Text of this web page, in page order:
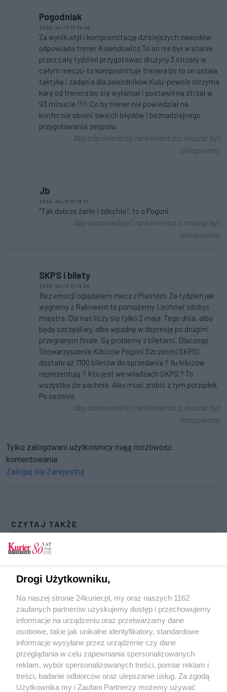
Pogodniak
2025-04-13 17:38:46
Za wynik,styl i kompromitację dzisiejszych zawodów
odpowiada trener Kolendowicz.To on nie był w stanie
przez cały tydzień przygotować drużyny.3 strzały w
całym meczu-to kompromituje trenera bo to on ustala
taktykę i zadania dla zawodników.Kulu-pewnie otrzyma
karę od trenera bo się wyłamał i postawił na strzał w
93 minucie !!!!. Co by trener nie powiedział na
konfer.nie obroni swoich błędów i beznadziejnego
przygotowania zespołu.
Aby odpowiedzieć na komentarz, musisz być
zalogowany.
Jb
2025-04-13 17:19:37
"Tak dobrze żarło i zdechło", to o Pogoni.
Aby odpowiedzieć na komentarz, musisz być
zalogowany.
SKPS i bilety
2025-04-13 17:13:20
Bez emocji oglądałem mecz z Piastem. Za tydzień jak
wygramy z Rakowem to pomożemy Lechowi zdobyć
majstra. Dla nas liczy się tylko 2 maja. Tego dnia, albo
będę szczęśliwy, albo wpadnę w depresję po drugim
przegranym finale. Są problemy z biletami. Dlaczego
Stowarzyszenie Kibiców Pogoni Szczecin (SKPS)
dostało aż 7100 biletów do sprzedania ? Ilu kibiców
reprezentują ? Kto jest we władzach SKPS ? To
wszystko źle pachnie. Alex musi zrobić z tym porządek.
Po sezonie.
Aby odpowiedzieć na komentarz, musisz być
zalogowany.
Tylko zalogowani użytkownicy mają możliwość
komentowania
Zaloguj się Zarejestruj
CZYTAJ TAKŻE
Pogoń z trzecią frekwencją w lidze. Rekordowa
widownia i ceny biletów w górę
Piłka nożna. Pogoń z Puszczą w półfinale
Pucharu Polski!
Piłka nożna. Wsparcie z miasta już na koncie
klubu. 5 milionów dla Pogoni
POGODA
13℃
Drogi Użytkowniku,
Na naszej stronie 24kurier.pl, my oraz naszych 1162
zaufanych partnerów uzyskujemy dostęp i przechowujemy
informacje na urządzeniu oraz przetwarzamy dane
osobowe, takie jak unikalne identyfikatory, standardowe
informacje wysyłane przez urządzenie czy dane
przeglądania w celu zapewniania spersonalizowanych
reklam, wybór spersonalizowanych treści, pomiar reklam i
treści, badanie odbiorców oraz ulepszanie usług. Za zgodą
Użytkownika my i Zaufani Partnerzy możemy używać